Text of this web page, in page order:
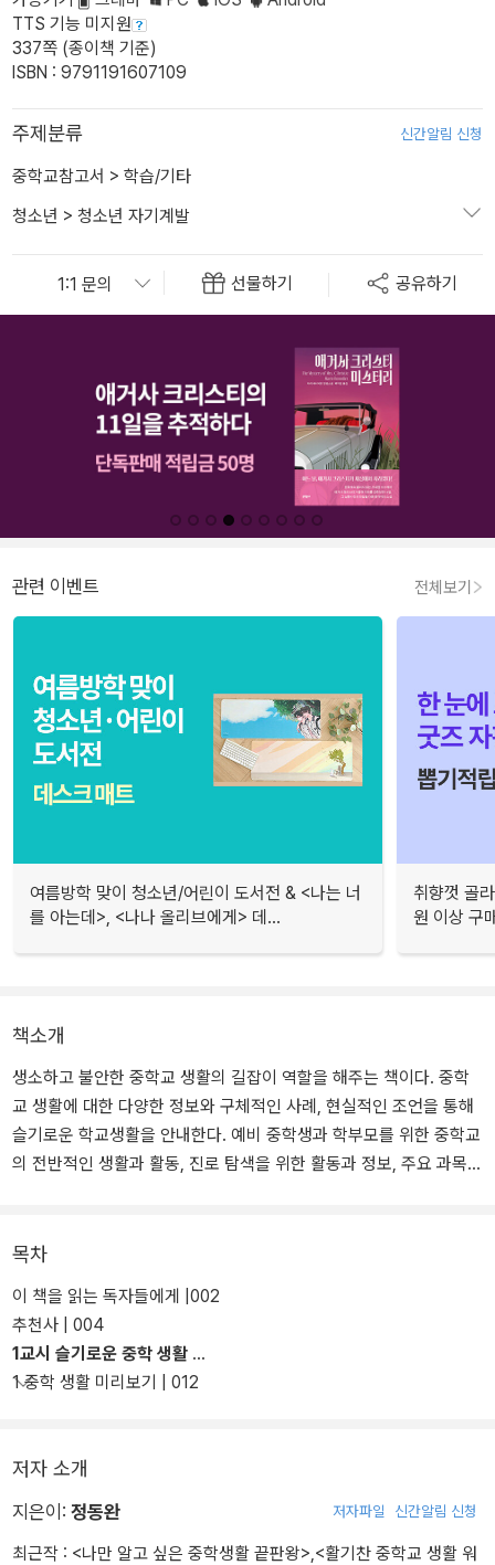
TTS 기능 미지원
337쪽 (종이책 기준)
ISBN : 9791191607109
주제분류 신간알림 신청
중학교참고서 > 학습/기타
청소년 > 청소년 자기계발
선물하기 공유하기
관련 이벤트 전체보기
여름방학 맞이 청소년/어린이 도서전 & <나는 너
를 아는데>, <나나 올리브에게> 데...
취향껏 골
원 이상 구
책소개
생소하고 불안한 중학교 생활의 길잡이 역할을 해주는 책이다. 중학
교 생활에 대한 다양한 정보와 구체적인 사례, 현실적인 조언을 통해
슬기로운 학교생활을 안내한다. 예비 중학생과 학부모를 위한 중학교
의 전반적인 생활과 활동, 진로 탐색을 위한 활동과 정보, 주요 과목들
준비해나갈 수 있을 것이다. 학부모는 자녀의 학교생활을 파악하고
적절한 도움과 지원을 해줄 수 있을 것이다. 교사는 진로, 학습, 입시
상담에 필요한 정보를 얻을 수 있을 것이다.
목차
이 책을 읽는 독자들에게 |002
추천사 | 004
1교시 슬기로운 중학 생활
1 중학 생활 미리보기 | 012
저자 소개
지은이: 정동완 저자파일 신간알림 신청
최근작 : <나만 알고 싶은 중학생활 끝판왕> <활기찬 중학교 생활 워